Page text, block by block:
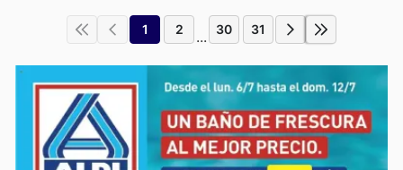
1 2 ... 30 31